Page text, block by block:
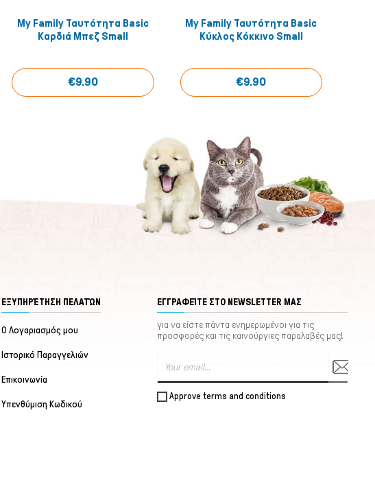
Quick View
My Family Ταυτότητα Basic
Καρδιά Μπεζ Small
€9.90
Quick View
My Family Ταυτότητα Basic
Κύκλος Κόκκινο Small
€9.90
ΕΞΥΠΗΡΈΤΗΣΗ ΠΕΛΑΤΏΝ
Ο Λογαριασμός μου
Ιστορικό Παραγγελιών
Επικοινωνία
Υπενθύμιση Κωδικού
ΕΓΓΡΑΦΕΊΤΕ ΣΤΟ NEWSLETTER ΜΑΣ
για να είστε πάντα ενημερωμένοι για τις
προσφορές και τις καινούργιες παραλαβές μας!
Approve terms and conditions